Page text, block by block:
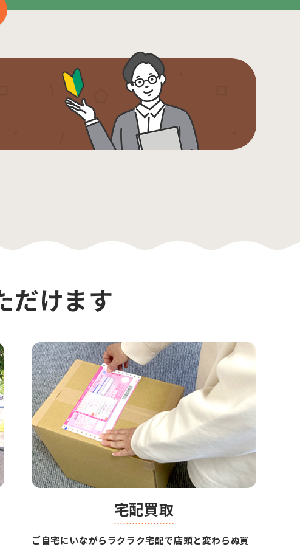
だけます
宅配買取
ご自宅にいながらラクラク宅配で店頭と変わらぬ買